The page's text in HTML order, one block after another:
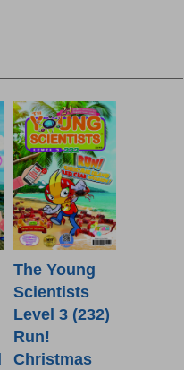
The Young
Scientists
Level 3 (232)
Run!
Christmas